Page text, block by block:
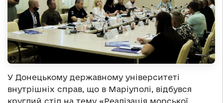
У Донецькому державному університеті
внутрішніх справ, що в Маріуполі, відбувся
круглий стіл на тему «Реалізація морської